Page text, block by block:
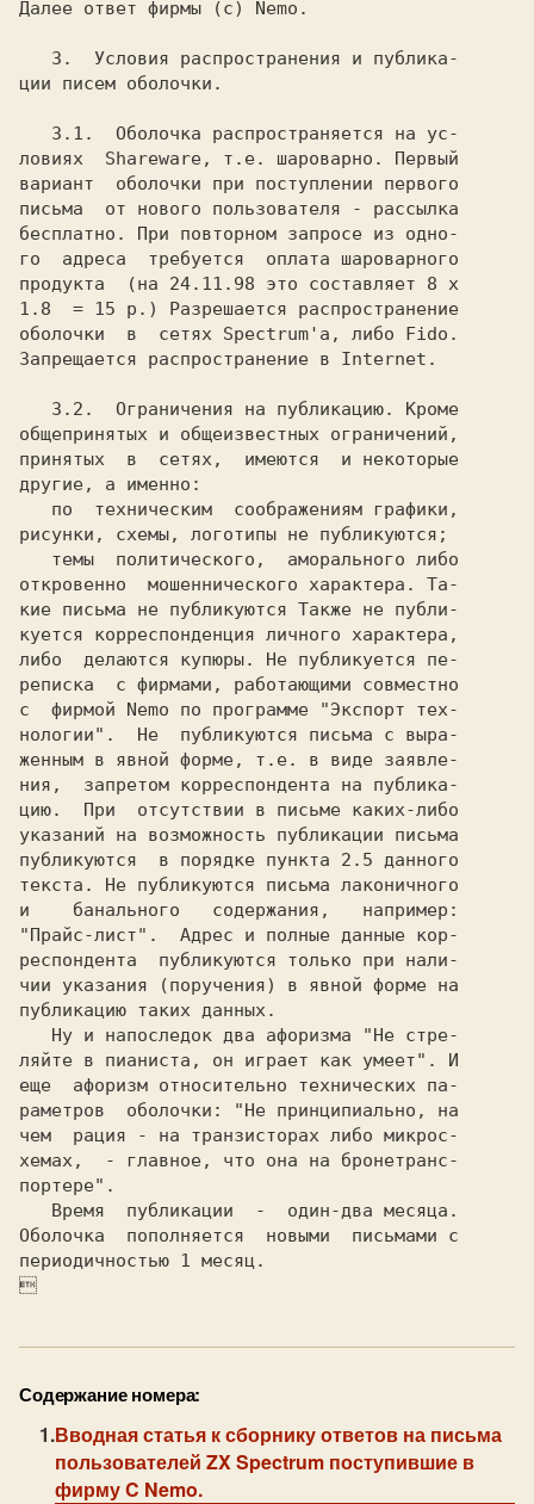
Далее ответ фирмы (c) Nemo.
ции писем оболочки.
ловиях  Shareware, т.е. шароварно. Первый
вариант  оболочки при поступлении первого
письма  от нового пользователя - рассылка
бесплатно. При повторном запросе из одно-
го  адреса  требуется  оплата шароварного
продукта  (на 24.11.98 это составляет 8 х
1.8  = 15 р.) Разрешается распространение
оболочки  в  сетях Spectrum'а, либо Fido.
Запрещается распространение в Internet.
общепринятых и общеизвестных ограничений,
принятых  в  сетях,  имеются  и некоторые
другие, а именно:
рисунки, схемы, логотипы не публикуются;
откровенно  мошеннического характера. Та-
кие письма не публикуются Также не публи-
куется корреспонденция личного характера,
либо  делаются купюры. Не публикуется пе-
реписка  с фирмами, работающими совместно
с  фирмой Nemo по программе "Экспорт тех-
нологии".  Не  публикуются письма с выра-
женным в явной форме, т.е. в виде заявле-
ния,  запретом корреспондента на публика-
цию.  При  отсутствии в письме каких-либо
указаний на возможность публикации письма
публикуются  в порядке пункта 2.5 данного
текста. Не публикуются письма лаконичного
и    банального   содержания,   например:
"Прайс-лист".  Адрес и полные данные кор-
респондента  публикуются только при нали-
чии указания (поручения) в явной форме на
публикацию таких данных.
ляйте в пианиста, он играет как умеет". И
еще  афоризм относительно технических па-
раметров  оболочки: "Не принципиально, на
чем  рация - на транзисторах либо микрос-
хемах,  - главное, что она на бронетранс-
портере".
Оболочка  пополняется  новыми  письмами с
периодичностью 1 месяц.

Содержание номера:
Вводная статья к сборнику ответов на письма
пользователей ZX Spectrum поступившие в
фирму C Nemo.